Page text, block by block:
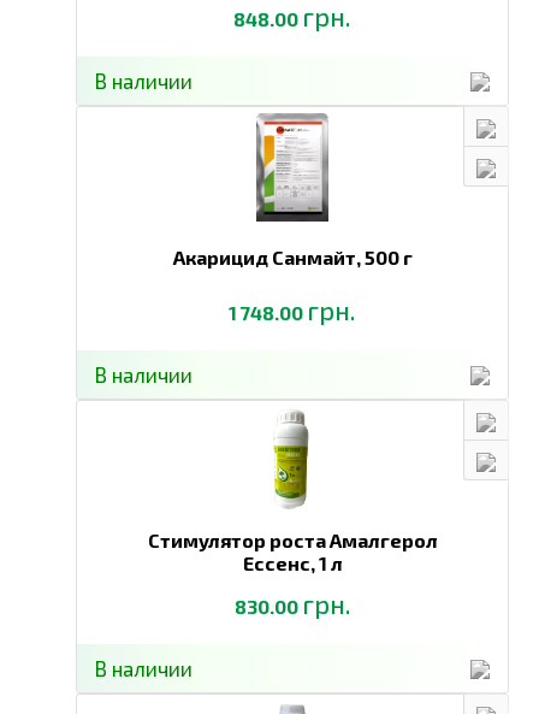
848.00 грн.
В наличии
Акарицид Санмайт,500 г
1 748.00 грн.
В наличии
Стимулятор роста Амалгерол
Ессенс,1 л
830.00 грн.
В наличии